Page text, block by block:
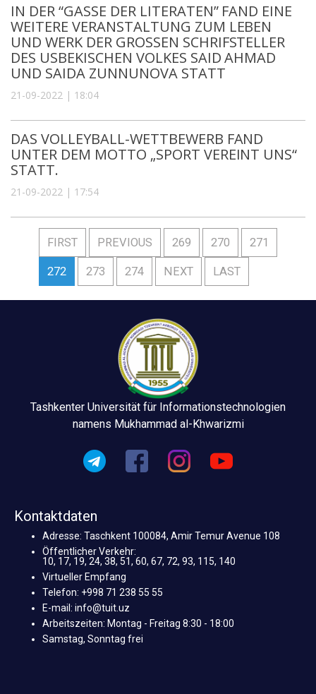
IN DER “GASSE DER LITERATEN” FAND EINE
WEITERE VERANSTALTUNG ZUM LEBEN
UND WERK DER GROSSEN SCHRIFSTELLER
DES USBEKISCHEN VOLKES SAID AHMAD
UND SAIDA ZUNNUNOVA STATT
21-09-2022 | 18:04
DAS VOLLEYBALL-WETTBEWERB FAND
UNTER DEM MOTTO „SPORT VEREINT UNS“
STATT.
21-09-2022 | 17:54
FIRST PREVIOUS 269 270 271
272 273 274 NEXT LAST
Tashkenter Universität für Informationstechnologien
namens Mukhammad al-Khwarizmi
Kontaktdaten
Adresse: Taschkent 100084, Amir Temur Avenue 108
Öffentlicher Verkehr:
10, 17, 19, 24, 38, 51, 60, 67, 72, 93, 115, 140
Virtueller Empfang
Telefon: +998 71 238 55 55
E-mail: info@tuit.uz
Arbeitszeiten: Montag - Freitag 8:30 - 18:00
Samstag, Sonntag frei